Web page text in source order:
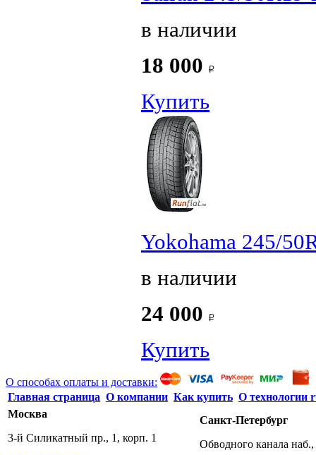
в наличии
18 000
Купить
Yokohama 245/
в наличии
24 000
Купить
О способах оплаты и доставки:
Главная страница О компании Как купить О технологии
Москва
3-й Силикатный пр., 1, корп. 1
Санкт-Петербург
Обводного канала